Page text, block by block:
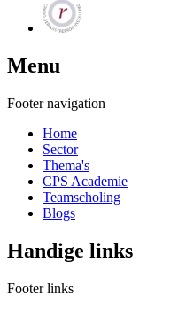
Menu
Footer navigation
Home
Sector
Thema's
CPS Academie
Teamscholing
Blogs
Handige links
Footer links